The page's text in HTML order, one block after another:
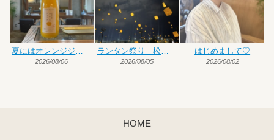
夏にはオレンジジュース♡
2026/08/06
ランタン祭り 松前編
2026/08/05
はじめまして♡
2026/08/02
HOME